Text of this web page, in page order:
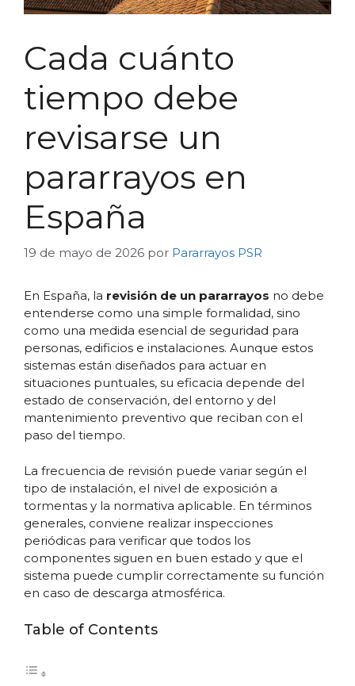
Cada cuánto
tiempo debe
revisarse un
pararrayos en
España
19 de mayo de 2026 por Pararrayos PSR
En España, la revisión de un pararrayos no debe
entenderse como una simple formalidad, sino
como una medida esencial de seguridad para
personas, edificios e instalaciones. Aunque estos
sistemas están diseñados para actuar en
situaciones puntuales, su eficacia depende del
estado de conservación, del entorno y del
mantenimiento preventivo que reciban con el
paso del tiempo.
La frecuencia de revisión puede variar según el
tipo de instalación, el nivel de exposición a
tormentas y la normativa aplicable. En términos
generales, conviene realizar inspecciones
periódicas para verificar que todos los
componentes siguen en buen estado y que el
sistema puede cumplir correctamente su función
en caso de descarga atmosférica.
Table of Contents